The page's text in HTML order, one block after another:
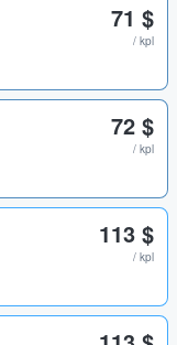
71 $
/ kpl
72 $
/ kpl
113 $
/ kpl